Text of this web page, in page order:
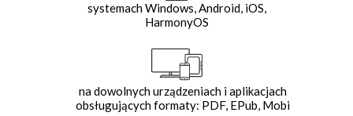
systemach Windows, Android, iOS,
HarmonyOS
na dowolnych urządzeniach i aplikacjach
obsługujących formaty: PDF, EPub, Mobi